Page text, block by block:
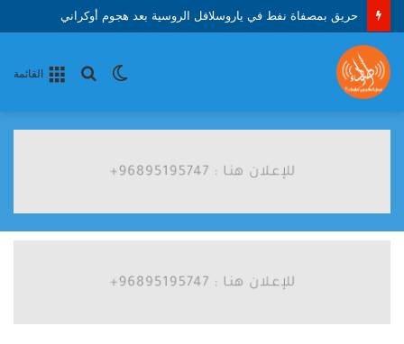
حريق بمصفاة نفط في ياروسلافل الروسية بعد هجوم أوكراني
القائمة
بحث الوضع